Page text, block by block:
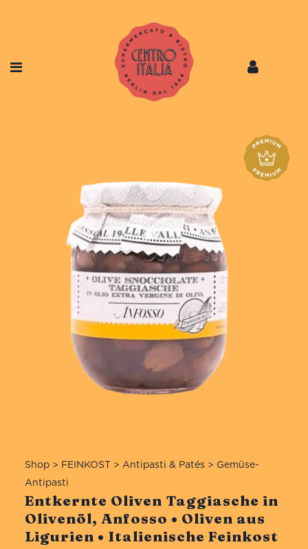
Shop> FEINKOST> Antipasti & Patés> Gemüse-
Antipasti
Entkernte Oliven Taggiasche in
Olivenöl, Anfosso • Oliven aus
Ligurien • Italienische Feinkost